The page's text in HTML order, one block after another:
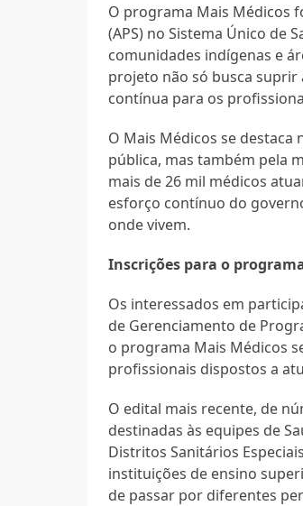
O programa Mais Médicos
(APS) no Sistema Único de
comunidades indígenas e
projeto não só busca suprir
contínua para os
O Mais Médicos se
pública, mas também pela
mais de 26 mil médicos
esforço contínuo do
onde vivem.
Inscrições para o
Os interessados em
de Gerenciamento de
o programa Mais Médicos
profissionais dispostos a
O edital mais recente, de
destinadas às equipes de
Distritos Sanitários
instituições de ensino
de passar por diferentes